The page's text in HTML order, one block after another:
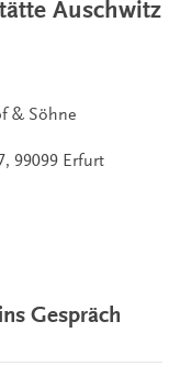
Auschwitz
& Söhne
99099 Erfurt
Gespräch